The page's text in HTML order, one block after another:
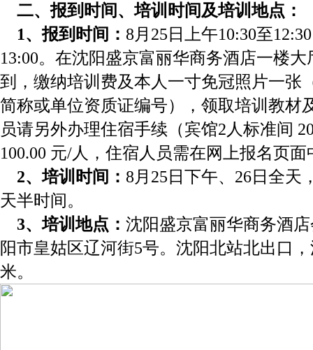
二、报到时间、培训时间及培训地点：
1、报到时间： 8月25日上午10:30至
13:00。在沈阳盛京富丽华商务酒店一楼
到，缴纳培训费及本人一寸免冠照片一张
简称或单位资质证编号），领取培训教材
员请另外办理住宿手续（宾馆2人标准间
100.00 元/人，住宿人员需在网上报名页
2、培训时间： 8月25日下午、26日全天
天半时间。
3、培训地点： 沈阳盛京富丽华商务酒
阳市皇姑区辽河街5号。沈阳北站北出口
米。